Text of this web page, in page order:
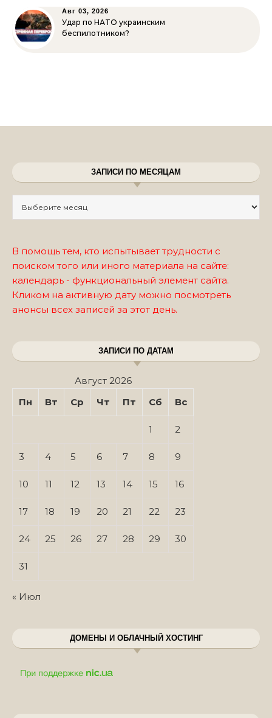
Авг 03, 2026
Удар по НАТО украинским
беспилотником?
ЗАПИСИ ПО МЕСЯЦАМ
В помощь тем, кто испытывает трудности с
поиском того или иного материала на сайте:
календарь - функциональный элемент сайта.
Кликом на активную дату можно посмотреть
анонсы всех записей за этот день.
ЗАПИСИ ПО ДАТАМ
Август 2026
Пн
Вт Ср Чт Пт Сб Вс
1 2
3 4 5 6 7 8 9
10 11 12 13 14 15 16
17 18 19 20 21 22 23
24 25 26 27 28 29 30
31
« Июл
ДОМЕНЫ И ОБЛАЧНЫЙ ХОСТИНГ